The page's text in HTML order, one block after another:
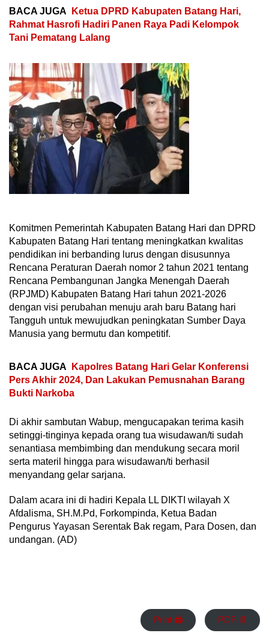
BACA JUGA
Ketua DPRD Kabupaten Batang Hari,
Rahmat Hasrofi Hadiri Panen Raya Padi Kelompok
Tani Pematang Lalang
Komitmen Pemerintah Kabupaten Batang Hari dan DPRD
Kabupaten Batang Hari tentang meningkatkan kwalitas
pendidikan ini berbanding lurus dengan disusunnya
Rencana Peraturan Daerah nomor 2 tahun 2021 tentang
Rencana Pembangunan Jangka Menengah Daerah
(RPJMD) Kabupaten Batang Hari tahun 2021-2026
dengan visi perubahan menuju arah baru Batang hari
Tangguh untuk mewujudkan peningkatan Sumber Daya
Manusia yang bermutu dan kompetitif.
BACA JUGA
Kapolres Batang Hari Gelar Konferensi
Pers Akhir 2024, Dan Lakukan Pemusnahan Barang
Bukti Narkoba
Di akhir sambutan Wabup, mengucapakan terima kasih
setinggi-tinginya kepada orang tua wisudawan/ti sudah
senantiasa membimbing dan mendukung secara moril
serta materil hingga para wisudawan/ti berhasil
menyandang gelar sarjana.
Dalam acara ini di hadiri Kepala LL DIKTI wilayah X
Afdalisma, SH.M.Pd, Forkompinda, Ketua Badan
Pengurus Yayasan Serentak Bak regam, Para Dosen, dan
undangan. (AD)
Print 🖨 PDF 📄